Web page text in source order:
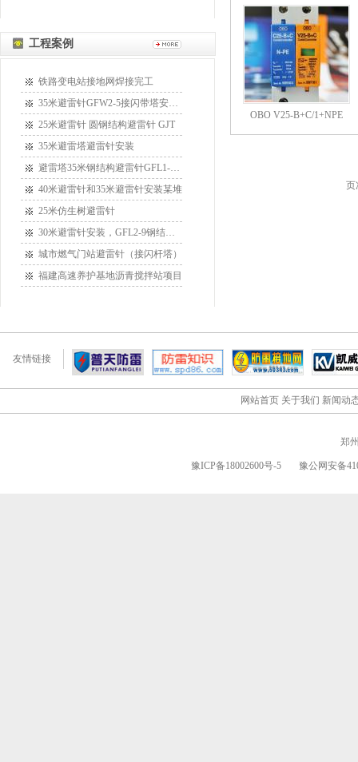
工程案例
铁路变电站接地网焊接完工
35米避雷针GFW2-5接闪带塔安装某
25米避雷针 圆钢结构避雷针 GJT
35米避雷塔避雷针安装
避雷塔35米钢结构避雷针GFL1-15安
40米避雷针和35米避雷针安装某堆
25米仿生树避雷针
30米避雷针安装，GFL2-9钢结构接
城市燃气门站避雷针（接闪杆塔）
福建高速养护基地沥青搅拌站项目
OBO V25-B+C/1+NPE
页
友情链接
网站首页 关于我们 新闻动
郑
豫ICP备18002600号-5 豫公网安备